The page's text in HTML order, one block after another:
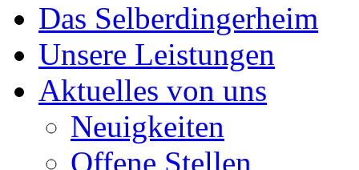
Das Selberdingerheim
Unsere Leistungen
Aktuelles von uns
Neuigkeiten
Offene Stellen